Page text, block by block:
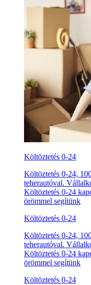
Költöztetés 0-24
Költöztetés 0-24,
teherautóval.
Költöztetés 0-24
örömmel segítünk
Költöztetés 0-24
Költöztetés 0-24,
teherautóval.
Költöztetés 0-24
örömmel segítünk
Költöztetés 0-24